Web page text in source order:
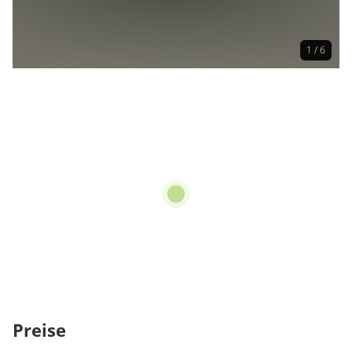
1 / 6
Preise